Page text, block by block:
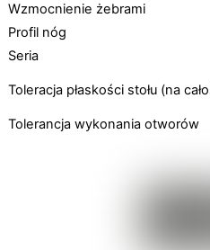
Wzmocnienie żebrami
Profil nóg
Seria
Toleracja płaskości stołu (na
Tolerancja wykonania otworów